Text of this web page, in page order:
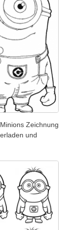
Zeichnung
und